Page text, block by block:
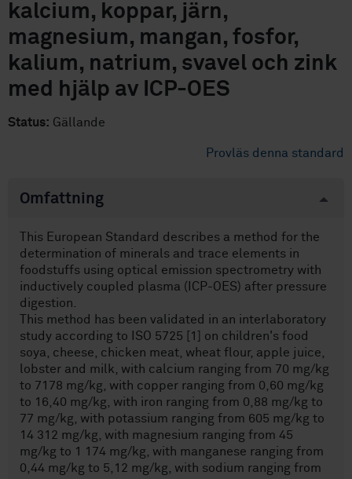
kalcium, koppar, järn,
magnesium, mangan, fosfor,
kalium, natrium, svavel och zink
med hjälp av ICP-OES
Status: Gällande
Provläs denna standard
Omfattning
This European Standard describes a method for the
determination of minerals and trace elements in
foodstuffs using optical emission spectrometry with
inductively coupled plasma (ICP-OES) after pressure
digestion.
This method has been validated in an interlaboratory
study according to ISO 5725 [1] on children's food
soya, cheese, chicken meat, wheat flour, apple juice,
lobster and milk, with calcium ranging from 70 mg/kg
to 7178 mg/kg, with copper ranging from 0,60 mg/kg
to 16,40 mg/kg, with iron ranging from 0,88 mg/kg to
77 mg/kg, with potassium ranging from 605 mg/kg to
14 312 mg/kg, with magnesium ranging from 45
mg/kg to 1 174 mg/kg, with manganese ranging from
0,44 mg/kg to 5,12 mg/kg, with sodium ranging from